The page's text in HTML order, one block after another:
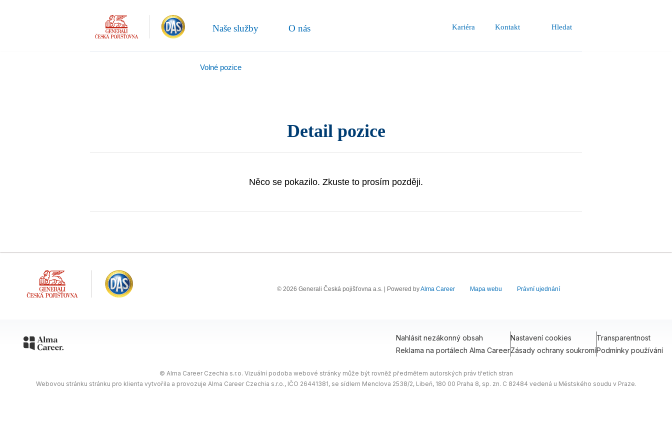
Naše služby O nás Kariéra Kontakt Hledat
Volné pozice
Detail pozice
Něco se pokazilo. Zkuste to prosím později.
© 2026 Generali Česká pojišťovna a.s. | Powered byAlma Career Mapa webu Právní ujednání
Nahlásit nezákonný obsah Nastavení cookies
Transparentnost
Reklama na portálech Alma CareerZásady ochrany soukromíPodmínky používání
© Alma Career Czechia s.r.o. Vizuální podoba webové stránky může být rovněž předmětem autorských práv třetích stran
Webovou stránku stránku pro klienta vytvořila a provozuje Alma Career Czechia s.r.o., IČO 26441381, se sídlem Menclova 2538/2, Libeň, 180 00 Praha 8, sp. zn. C 82484 vedená u Městského soudu v Praze.